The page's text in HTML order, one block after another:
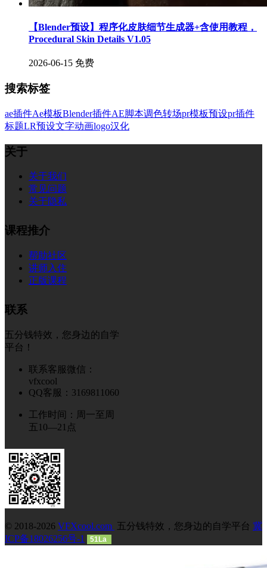
【Blender预设】程序化皮肤细节生成器+含使用教程，
Procedural Skin Details V1.05
2026-06-15 免费
搜索标签
ae插件Ae模板Blender插件AE脚本调色转场pr模板预设pr插件
标题LR预设文字动画logo汉化
关于
关于我们
常见问题
关于隐私
课程推介
帮助社区
讲师入住
正版课程
联系
五分钱特效，您身边的自学
平台！
联系客服微信：
vfxcool
QQ客服：3169811060
工作时间：周一至周
五10—21点
© 2018-2026 VFXcool.com 五分钱特效，您身边的自学平台 冀
ICP备18026256号-1
51La